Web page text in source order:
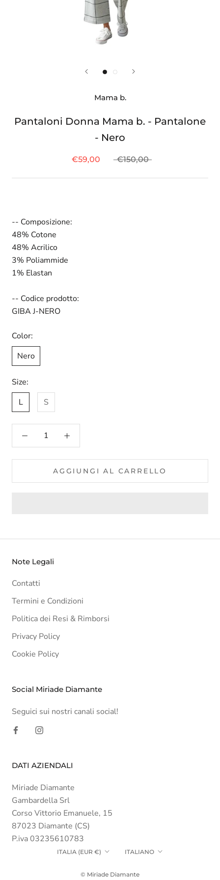
Mama b.
Pantaloni Donna Mama b. - Pantalone
- Nero
€59,00 €150,00
-- Composizione:
48% Cotone
48% Acrilico
3% Poliammide
1% Elastan
-- Codice prodotto:
GIBA J-NERO
Color:
Nero
Size:
L
S
AGGIUNGI AL CARRELLO
Note Legali
Contatti
Termini e Condizioni
Politica dei Resi & Rimborsi
Privacy Policy
Cookie Policy
Social Miriade Diamante
Seguici sui nostri canali social!
DATI AZIENDALI
Miriade Diamante
Gambardella Srl
Corso Vittorio Emanuele, 15
87023 Diamante (CS)
P.iva 03235610783
Paese/Area
ITALIA (EUR €) Lingua
ITALIANO
© Miriade Diamante